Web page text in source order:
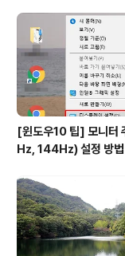
다양한 길차기 앱, 교통방송
교통 상황을 CCTV로 확
알림e 3.0 다운로드 바로
달리 추..
[윈도우10 팁] 모니터
Hz, 144Hz) 설정 방법